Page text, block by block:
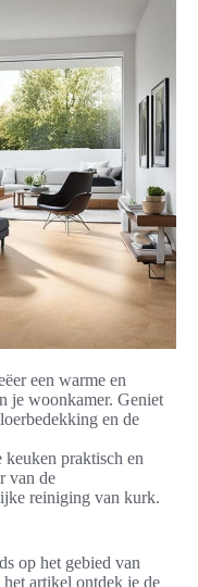
een warme en
je woonkamer. Geniet
en de
keuken praktisch en
van de
reiniging van kurk.
op het gebied van
artikel ontdek je de